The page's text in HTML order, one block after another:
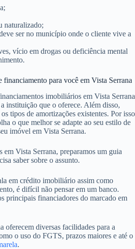
naturalizado;
ser no município onde o cliente vive a
vício em drogas ou deficiência mental
para você em Vista Serrana
imobiliários em Vista Serrana
instituição que o oferece. Além disso,
tipos de amortizações existentes. Por isso
o que melhor se adapte ao seu estilo de
imóvel em Vista Serrana.
em Vista Serrana, preparamos um guia
saber sobre o assunto.
em crédito imobiliário assim como
é difícil não pensar em um banco.
principais financiadores do marcado em
oferecem diversas facilidades para a
o uso do FGTS, prazos maiores e até o
.